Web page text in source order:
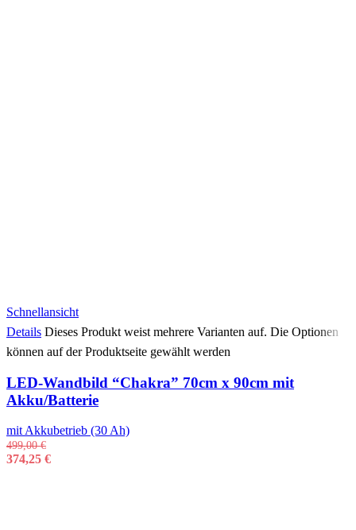
Schnellansicht
Details Dieses Produkt weist mehrere Varianten auf. Die Optionen
können auf der Produktseite gewählt werden
LED-Wandbild “Chakra” 70cm x 90cm mit
Akku/Batterie
mit Akkubetrieb (30 Ah)
499,00€
374,25 €